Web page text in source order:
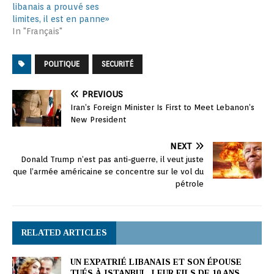
libanais a prouvé ses
limites, il est en panne»
In "Français"
POLITIQUE SECURITÉ
PREVIOUS
Iran’s Foreign Minister Is First to Meet Lebanon’s
New President
NEXT
Donald Trump n’est pas anti-guerre, il veut juste
que l’armée américaine se concentre sur le vol du
pétrole
RELATED ARTICLES
UN EXPATRIÉ LIBANAIS ET SON ÉPOUSE